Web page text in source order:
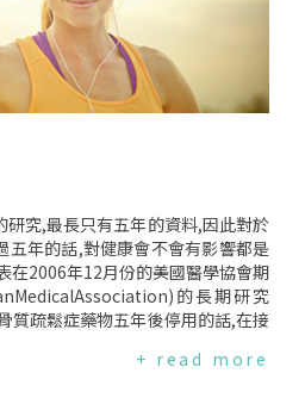
究,最長只有五年的資料,因此對於
五年的話,對健康會不會有影響都是
在2006年12月份的美國醫學協會期
的長期研究
質疏鬆症藥物五年後停用的話,在接
不要停止使用藥物.這份研究是199
+ read more